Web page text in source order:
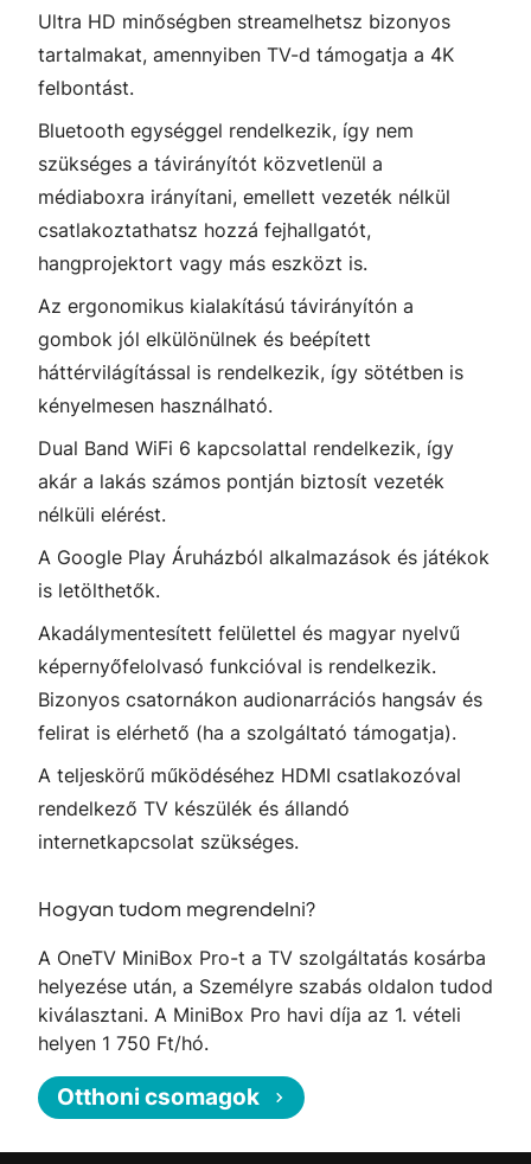
Ultra HD minőségben streamelhetsz bizonyos
tartalmakat, amennyiben TV-d támogatja a 4K
felbontást.
Bluetooth egységgel rendelkezik, így nem
szükséges a távirányítót közvetlenül a
médiaboxra irányítani, emellett vezeték nélkül
csatlakoztathatsz hozzá fejhallgatót,
hangprojektort vagy más eszközt is.
Az ergonomikus kialakítású távirányítón a
gombok jól elkülönülnek és beépített
háttérvilágítással is rendelkezik, így sötétben is
kényelmesen használható.
Dual Band WiFi 6 kapcsolattal rendelkezik, így
akár a lakás számos pontján biztosít vezeték
nélküli elérést.
A Google Play Áruházból alkalmazások és játékok
is letölthetők.
Akadálymentesített felülettel és magyar nyelvű
képernyőfelolvasó funkcióval is rendelkezik.
Bizonyos csatornákon audionarrációs hangsáv és
felirat is elérhető (ha a szolgáltató támogatja).
A teljeskörű működéséhez HDMI csatlakozóval
rendelkező TV készülék és állandó
internetkapcsolat szükséges.
Hogyan tudom megrendelni?
A OneTV MiniBox Pro-t a TV szolgáltatás kosárba
helyezése után, a Személyre szabás oldalon tudod
kiválasztani. A MiniBox Pro havi díja az 1. vételi
helyen 1 750 Ft/hó.
Otthoni csomagok